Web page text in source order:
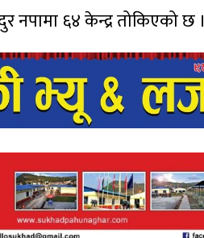
नपामा ६४ केन्द्र तोकिएको छ ।